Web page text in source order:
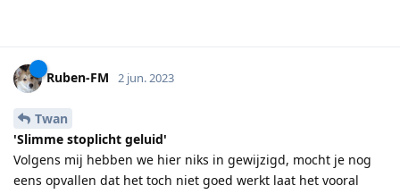
Ruben-FM 2 jun. 2023
Twan
'Slimme stoplicht geluid'
Volgens mij hebben we hier niks in gewijzigd, mocht je nog
eens opvallen dat het toch niet goed werkt laat het vooral